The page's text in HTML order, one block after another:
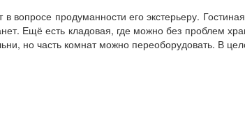
вопросе продуманности его экстерьеру.
Ещё есть кладовая, где можно без проблем
но часть комнат можно переоборудовать. В